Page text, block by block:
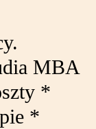
MBA
*
*